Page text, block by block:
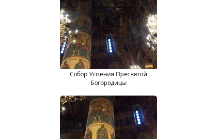
Собор Успения Пресвятой
Богородицы